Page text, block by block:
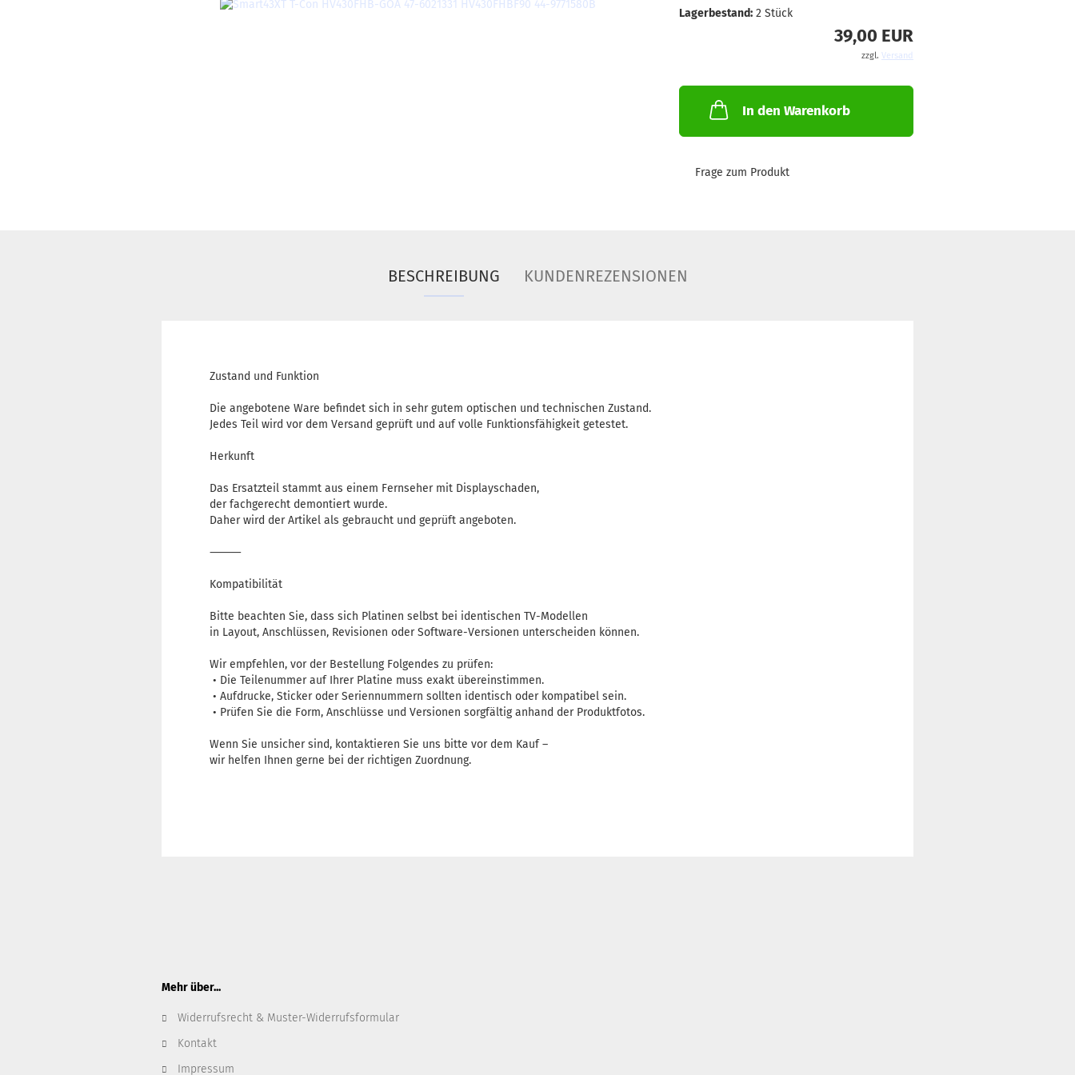
Lagerbestand: 2 Stück
39,00 EUR
zzgl. Versand
In den Warenkorb
Frage zum Produkt
BESCHREIBUNG KUNDENREZENSIONEN
Zustand und Funktion
Die angebotene Ware befindet sich in sehr gutem optischen und technischen Zustand.
Jedes Teil wird vor dem Versand geprüft und auf volle Funktionsfähigkeit getestet.
Herkunft
Das Ersatzteil stammt aus einem Fernseher mit Displayschaden,
der fachgerecht demontiert wurde.
Daher wird der Artikel als gebraucht und geprüft angeboten.
⸻
Kompatibilität
Bitte beachten Sie, dass sich Platinen selbst bei identischen TV-Modellen
in Layout, Anschlüssen, Revisionen oder Software-Versionen unterscheiden können.
Wir empfehlen, vor der Bestellung Folgendes zu prüfen:
• Die Teilenummer auf Ihrer Platine muss exakt übereinstimmen.
• Aufdrucke, Sticker oder Seriennummern sollten identisch oder kompatibel sein.
• Prüfen Sie die Form, Anschlüsse und Versionen sorgfältig anhand der Produktfotos.
Wenn Sie unsicher sind, kontaktieren Sie uns bitte vor dem Kauf –
wir helfen Ihnen gerne bei der richtigen Zuordnung.
Mehr über...
Widerrufsrecht & Muster-Widerrufsformular
Kontakt
Impressum